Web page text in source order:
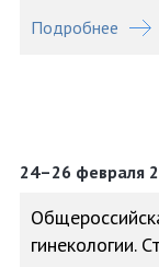
Подробнее
24–26 февраля
гинекологии.